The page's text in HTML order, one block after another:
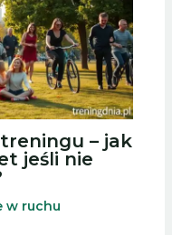
– jak
jeśli nie
w ruchu